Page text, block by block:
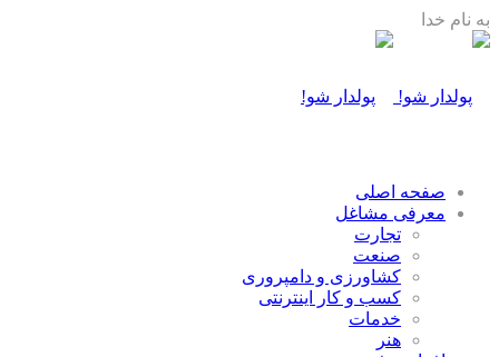
به نام خدا
صفحه اصلی
معرفی مشاغل
تجارت
صنعت
كشاورزی و دامپروری
كسب و كار اينترنتی
خدمات
هنر